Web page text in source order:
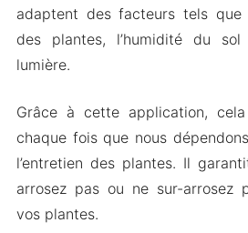
adaptent des facteurs tels que
des plantes, l’humidité du
lumière.
Grâce à cette application,
chaque fois que nous
l’entretien des plantes. Il
arrosez pas ou ne sur-arrosez
vos plantes.